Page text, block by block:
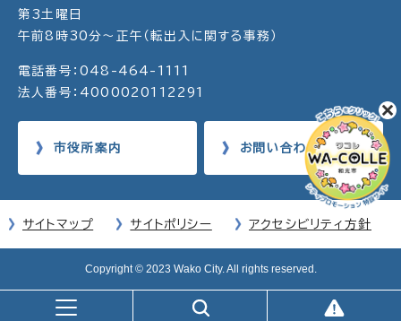
第3土曜日
午前8時30分～正午（転出入に関する事務）
電話番号：048-464-1111
法人番号：4000020112291
市役所案内 お問い合わせ
サイトマップ サイトポリシー アクセシビリティ方針
Copyright © 2023 Wako City. All rights reserved.